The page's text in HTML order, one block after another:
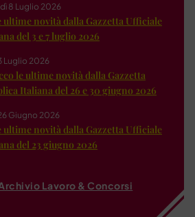
8 Luglio 2026
ultime novità dalla Gazzetta Ufficiale
del 3 e 7 luglio 2026
Luglio 2026
le ultime novità dalla Gazzetta
Italiana del 26 e 30 giugno 2026
Giugno 2026
ultime novità dalla Gazzetta Ufficiale
del 23 giugno 2026
Lavoro & Concorsi